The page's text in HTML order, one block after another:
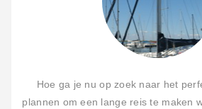
Hoe ga je nu op zoek naar het
plannen om een lange reis te maken